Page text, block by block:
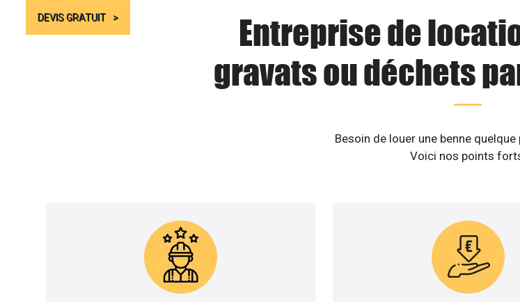
DEVIS GRATUIT
Entreprise de
gravats ou déchets
Besoin de louer une benne quelque
Voici nos points